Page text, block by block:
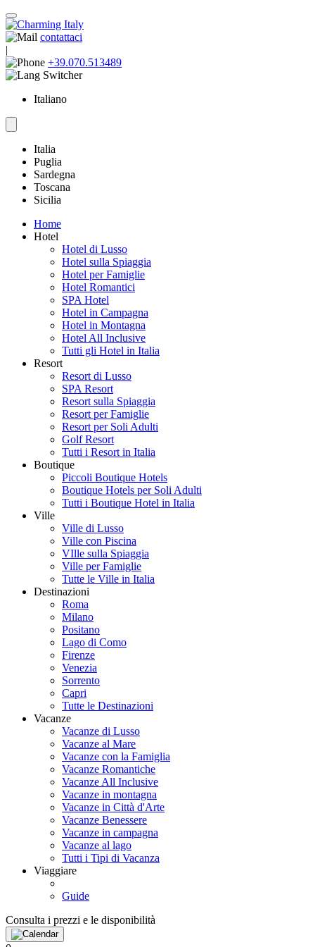
contattaci
|
+39.070.513489
Italiano
Italia
Puglia
Sardegna
Toscana
Sicilia
Home
Hotel
Hotel di Lusso
Hotel sulla Spiaggia
Hotel per Famiglie
Hotel Romantici
SPA Hotel
Hotel in Campagna
Hotel in Montagna
Hotel All Inclusive
Tutti gli Hotel in Italia
Resort
Resort di Lusso
SPA Resort
Resort sulla Spiaggia
Resort per Famiglie
Resort per Soli Adulti
Golf Resort
Tutti i Resort in Italia
Boutique
Piccoli Boutique Hotels
Boutique Hotels per Soli Adulti
Tutti i Boutique Hotel in Italia
Ville
Ville di Lusso
Ville con Piscina
VIlle sulla Spiaggia
Ville per Famiglie
Tutte le Ville in Italia
Destinazioni
Roma
Milano
Positano
Lago di Como
Firenze
Venezia
Sorrento
Capri
Tutte le Destinazioni
Vacanze
Vacanze di Lusso
Vacanze al Mare
Vacanze con la Famiglia
Vacanze Romantiche
Vacanze All Inclusive
Vacanze in montagna
Vacanze in Città d'Arte
Vacanze Benessere
Vacanze in campagna
Vacanze al lago
Tutti i Tipi di Vacanza
Viaggiare
Guide
Consulta i prezzi e le disponibilità